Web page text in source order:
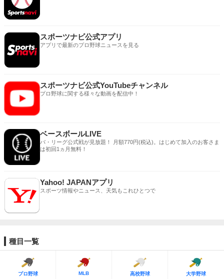
スポーツナビ公式アプリ
アプリで最新のプロ野球ニュースを見る
スポーツナビ公式YouTubeチャンネル
プロ野球に関する様々な動画を配信中！
ベースボールLIVE
パ・リーグ公式戦が見放題！ 月額770円(税込)。はじめて加入のお客さま
は初回1ヵ月無料！
Yahoo! JAPANアプリ
スポーツ情報やニュース、天気もこれひとつで
種目一覧
プロ野球 MLB 高校野球 大学野球